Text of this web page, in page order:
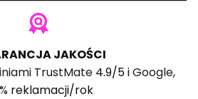
JAKOŚCI
TrustMate4.9/5 iGoogle,
reklamacji/rok